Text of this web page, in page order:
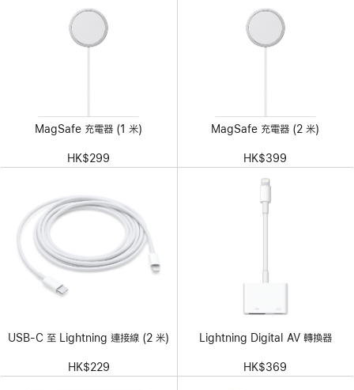
MagSafe 充電器 (1 米)
HK$299
MagSafe 充電器 (2 米)
HK$399
USB-C 至 Lightning 連接線 (2 米)
HK$229
Lightning Digital AV 轉換器
HK$369